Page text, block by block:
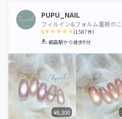
PUPU_NAIL
フィルイン&フォルム重視の
5
1 2 3 4 5
(1587件)
綱島駅から徒歩9分
¥8,300